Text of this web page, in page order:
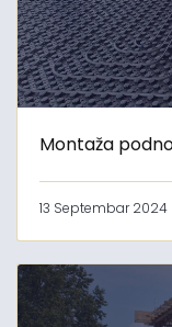
Montaža
13 Septembar 2024